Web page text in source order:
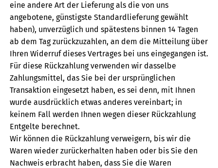
eine andere Art der Lieferung als die von uns
angebotene, günstigste Standardlieferung gewählt
haben), unverzüglich und spätestens binnen 14 Tagen
ab dem Tag zurückzuzahlen, an dem die Mitteilung über
Ihren Widerruf dieses Vertrages bei uns eingegangen ist.
Für diese Rückzahlung verwenden wir dasselbe
Zahlungsmittel, das Sie bei der ursprünglichen
Transaktion eingesetzt haben, es sei denn, mit Ihnen
wurde ausdrücklich etwas anderes vereinbart; in
keinem Fall werden Ihnen wegen dieser Rückzahlung
Entgelte berechnet.
Wir können die Rückzahlung verweigern, bis wir die
Waren wieder zurückerhalten haben oder bis Sie den
Nachweis erbracht haben, dass Sie die Waren